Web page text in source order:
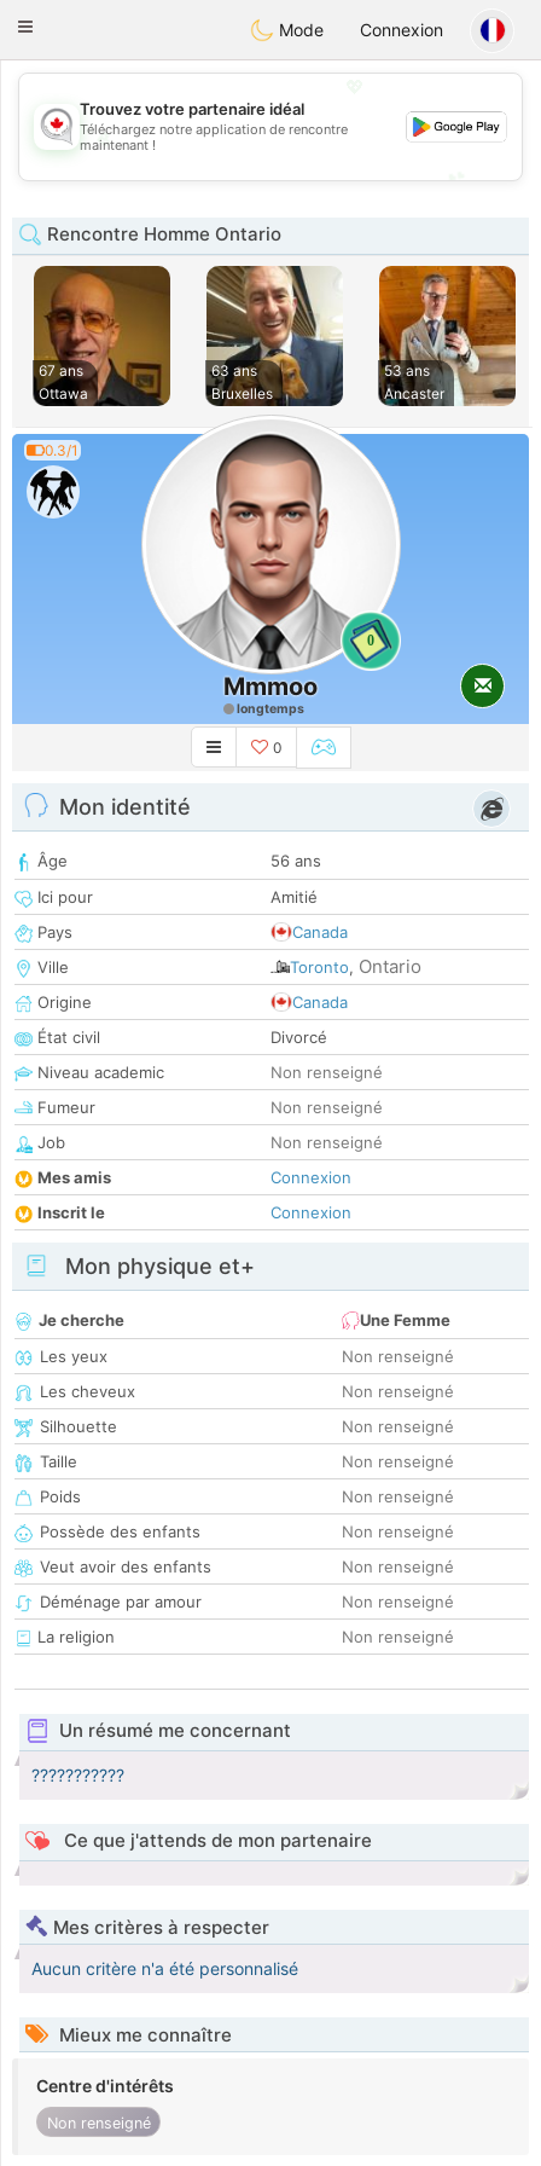
CANADIAN chat
Toggle
Mode Connexion
💖
💕
Trouvez votre partenaire idéal
Téléchargez notre application de rencontre
maintenant !
Rencontre Homme Ontario
67 ans
Ottawa
63 ans
Bruxelles
53 ans
Ancaster
0.3/1
0
Mmmoo
longtemps
0
Mon identité
Âge
56 ans
Ici pour
Amitié
Pays
Canada
Ville
Toronto, Ontario
Origine
Canada
État civil
Divorcé
Niveau academic
Non renseigné
Fumeur
Non renseigné
Job
Non renseigné
Mes amis
Connexion
Inscrit le
Connexion
Mon physique et+
Je cherche
Une Femme
Les yeux
Non renseigné
Les cheveux
Non renseigné
Silhouette
Non renseigné
Taille
Non renseigné
Poids
Non renseigné
Possède des enfants
Non renseigné
Veut avoir des enfants
Non renseigné
Déménage par amour
Non renseigné
La religion
Non renseigné
Un résumé me concernant
???????????
Ce que j'attends de mon partenaire
Mes critères à respecter
Aucun critère n'a été personnalisé
Mieux me connaître
Centre d'intérêts
Non renseigné